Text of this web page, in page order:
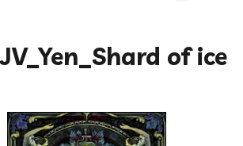
JV_Yen_Shard of ice